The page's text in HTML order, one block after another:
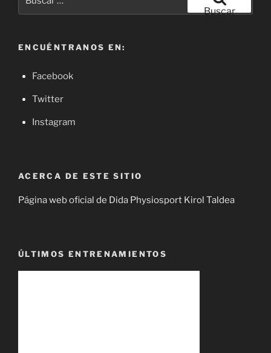
por:
Buscar
ENCUÉNTRANOS EN:
Facebook
Twitter
Instagram
ACERCA DE ESTE SITIO
Página web oficial de Dida Physiosport Kirol Taldea
ÚLTIMOS ENTRENAMIENTOS